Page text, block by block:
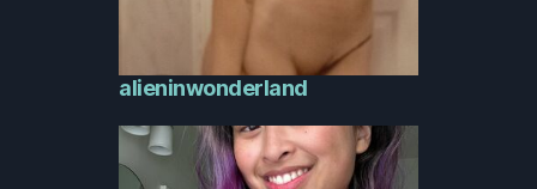
alieninwonderland